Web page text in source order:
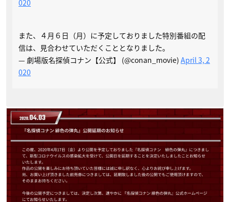
020
また、４月６日（月）に予定しておりました特別番組の配
信は、見合わせていただくこととなりました。
— 劇場版名探偵コナン【公式】 (@conan_movie) April 3, 2
020